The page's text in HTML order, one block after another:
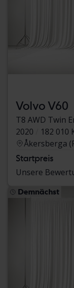
Volvo V60
T8 AWD Twin
2020
182 010
Åkersberga
Startpreis
Unsere
Demnächst